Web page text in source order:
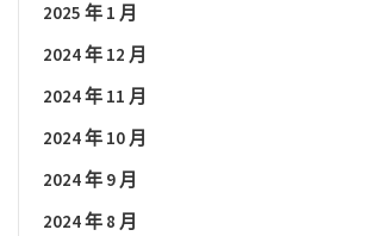
2025 年 1 月
2024 年 12 月
2024 年 11 月
2024 年 10 月
2024 年 9 月
2024 年 8 月